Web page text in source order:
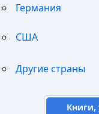
Германия
США
Другие страны
Книги,